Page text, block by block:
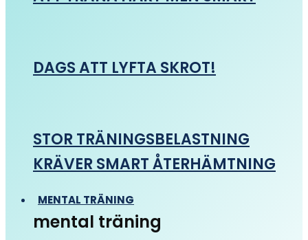
DAGS ATT LYFTA SKROT!
STOR TRÄNINGSBELASTNING
KRÄVER SMART ÅTERHÄMTNING
MENTAL TRÄNING
mental träning